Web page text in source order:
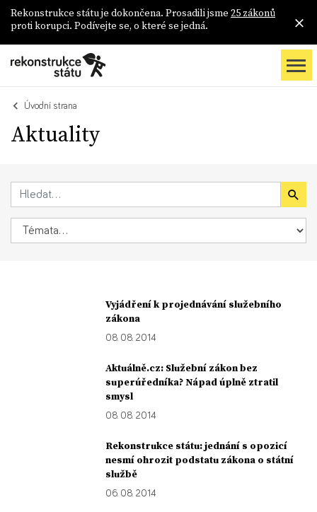
Rekonstrukce státu je dokončena. Prosadili jsme 25 zákonů
proti korupci. Podívejte se, o které se jedná.
Úvodní strana
Aktuality
Vyjádření k projednávání služebního
zákona
08. 08. 2014
Aktuálně.cz: Služební zákon bez
superúředníka? Nápad úplně ztratil
smysl
08. 08. 2014
Rekonstrukce státu: jednání s opozicí
nesmí ohrozit podstatu zákona o státní
službě
06. 08. 2014